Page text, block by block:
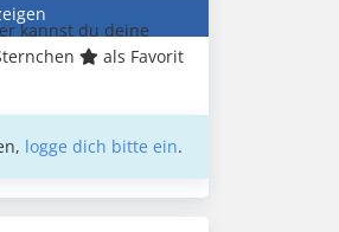
kannst du deine
als Favorit
logge dich bitte ein.